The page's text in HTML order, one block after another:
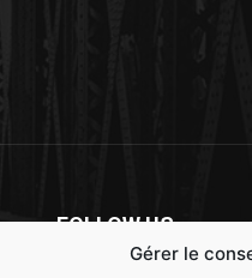
Gérer le
FOLLOW US